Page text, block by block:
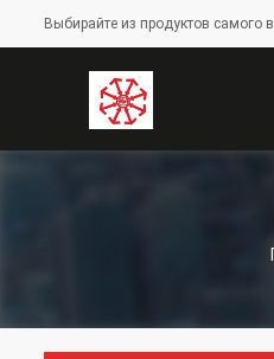
Выбирайте из продуктов самого